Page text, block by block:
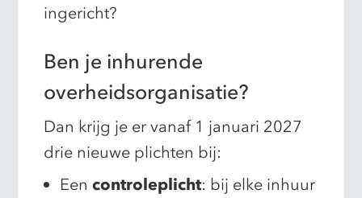
ingericht?
Ben je inhurende
overheidsorganisatie?
Dan krijg je er vanaf 1 januari 2027
drie nieuwe plichten bij:
Eencontroleplicht: bij elke inhuur